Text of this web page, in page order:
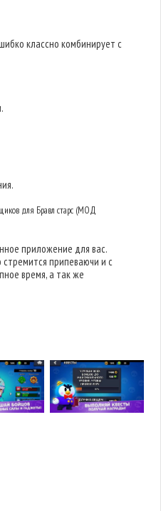
классно комбинирует с
для Бравл старс (МОД
приложение для вас.
стремится припеваючи и с
время, а так же